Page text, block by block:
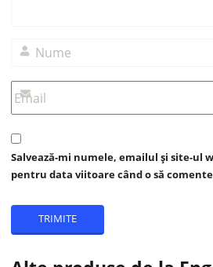
Salvează-mi numele, emailul și site-ul
pentru data viitoare când o să